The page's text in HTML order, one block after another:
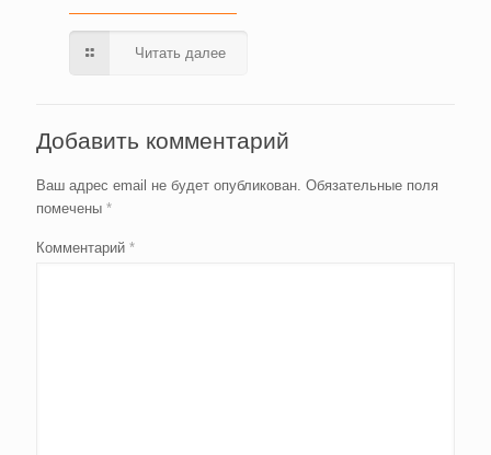
Читать далее
Добавить комментарий
Ваш адрес email не будет опубликован. Обязательные поля
помечены *
Комментарий *